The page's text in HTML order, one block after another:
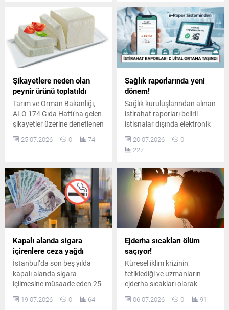
Hastanesi'nde hasta
kabulüne başladı.
tepki topladı.
Şikayetlere neden olan
peynir ürünü toplatıldı
Tarım ve Orman Bakanlığı,
ALO 174 Gıda Hattı'na gelen
şikayetler üzerine denetlenen
mevzuata uygun olmadığını
imha edileceğini duyurdu.
25.07.2026 0 74
Sağlık raporlarında yeni
dönem!
Sağlık kuruluşlarından alınan
istirahat raporları belirli
istisnalar dışında elektronik
başlanırken, yeni sistemle
birlikte işlemlerin daha hızlı
amaçlanıyor.
20.07.2026
0
227
Kapalı alanda sigara
içirenlere ceza yağdı
İstanbul’da son beş yılda
kapalı alanda sigara
içilmesine müsaade eden 25
bin 970 işletmeye toplam
694 milyon 666 bin lira idari
19.07.2026 0 64
Ejderha sıcakları ölüm
saçıyor!
Küresel iklim krizinin
tetiklediği ve uzmanların
ejderha sıcakları olarak
adlandırdığı aşırı sıcak hava
dalgaları, insan sağlığını ve
06.07.2026 0 91